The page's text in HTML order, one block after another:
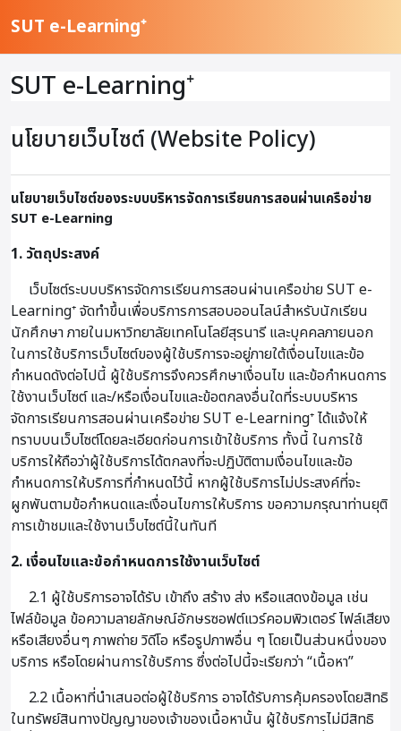
SUT e-Learning⁺
SUT e-Learning⁺
นโยบายเว็บไซต์ (Website Policy)
นโยบายเว็บไซต์ของระบบบริหารจัดการเรียนการสอนผ่านเครือข่าย
SUT e-Learning
1. วัตถุประสงค์
เว็บไซต์ระบบบริหารจัดการเรียนการสอนผ่านเครือข่าย SUT e-
Learning⁺ จัดทำขึ้นเพื่อบริการการสอบออนไลน์สำหรับนักเรียน
นักศึกษา ภายในมหาวิทยาลัยเทคโนโลยีสุรนารี และบุคคลภายนอก
ในการใช้บริการเว็บไซต์ของผู้ใช้บริการจะอยู่ภายใต้เงื่อนไขและข้อ
กำหนดดังต่อไปนี้ ผู้ใช้บริการจึงควรศึกษาเงื่อนไข และข้อกำหนดการ
ใช้งานเว็บไซต์ และ/หรือเงื่อนไขและข้อตกลงอื่นใดที่ระบบบริหาร
จัดการเรียนการสอนผ่านเครือข่าย SUT e-Learning⁺ ได้แจ้งให้
ทราบบนเว็บไซต์โดยละเอียดก่อนการเข้าใช้บริการ ทั้งนี้ ในการใช้
บริการให้ถือว่าผู้ใช้บริการได้ตกลงที่จะปฏิบัติตามเงื่อนไขและข้อ
กำหนดการให้บริการที่กำหนดไว้นี้ หากผู้ใช้บริการไม่ประสงค์ที่จะ
ผูกพันตามข้อกำหนดและเงื่อนไขการให้บริการ ขอความกรุณาท่านยุติ
การเข้าชมและใช้งานเว็บไซต์นี้ในทันที
2. เงื่อนไขและข้อกำหนดการใช้งานเว็บไซต์
2.1 ผู้ใช้บริการอาจได้รับ เข้าถึง สร้าง ส่ง หรือแสดงข้อมูล เช่น
ไฟล์ข้อมูล ข้อความลายลักษณ์อักษรซอฟต์แวร์คอมพิวเตอร์ ไฟล์เสียง
หรือเสียงอื่นๆ ภาพถ่าย วิดีโอ หรือรูปภาพอื่น ๆ โดยเป็นส่วนหนึ่งของ
บริการ หรือโดยผ่านการใช้บริการ ซึ่งต่อไปนี้จะเรียกว่า “เนื้อหา”
2.2 เนื้อหาที่นำเสนอต่อผู้ใช้บริการ อาจได้รับการคุ้มครองโดยสิทธิ
ในทรัพย์สินทางปัญญาของเจ้าของเนื้อหานั้น ผู้ใช้บริการไม่มีสิทธิ